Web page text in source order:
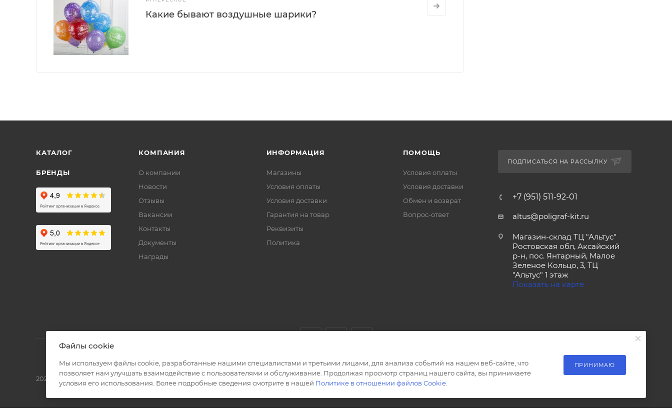
Какие бывают воздушные шарики?
КАТАЛОГ
БРЕНДЫ
КОМПАНИЯ
О компании
Новости
Отзывы
Вакансии
Контакты
Документы
Награды
ИНФОРМАЦИЯ
Магазины
Условия оплаты
Условия доставки
Гарантия на товар
Реквизиты
Политика
ПОМОЩЬ
Условия оплаты
Условия доставки
Обмен и возврат
Вопрос-ответ
ПОДПИСАТЬСЯ НА РАССЫЛКУ
+7 (951) 511-92-01
altus@poligraf-kit.ru
Магазин-склад ТЦ "Альтус"
Ростовская обл, Аксайский
р-н, пос. Янтарный, Малое
Зеленое Кольцо, 3, ТЦ
"Альтус" 1 этаж
Показать на карте
2026 © Полиграф кит - интернет-магазин
Файлы cookie
Мы используем файлы cookie, разработанные нашими специалистами и третьими лицами, для анализа событий на нашем веб-сайте, что
позволяет нам улучшать взаимодействие с пользователями и обслуживание. Продолжая просмотр страниц нашего сайта, вы принимаете
условия его использования. Более подробные сведения смотрите в нашей Политике в отношении файлов Cookie
ПРИНИМАЮ